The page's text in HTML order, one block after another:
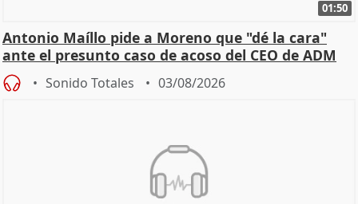
01:50
Antonio Maíllo pide a Moreno que "dé la cara"
ante el presunto caso de acoso del CEO de ADM
Sonido Totales 03/08/2026